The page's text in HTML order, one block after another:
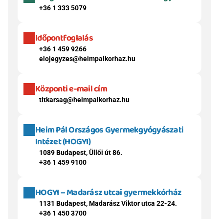
+36 1 333 5079
Időpontfoglalás
+36 1 459 9266
elojegyzes@heimpalkorhaz.hu
Központi e-mail cím
titkarsag@heimpalkorhaz.hu
Heim Pál Országos Gyermekgyógyászati
Intézet (HOGYI)
1089 Budapest, Üllői út 86.
+36 1 459 9100
HOGYI – Madarász utcai gyermekkórház
1131 Budapest, Madarász Viktor utca 22-24.
+36 1 450 3700